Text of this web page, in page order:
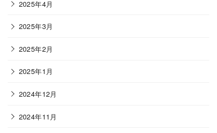
2025年4月
2025年3月
2025年2月
2025年1月
2024年12月
2024年11月